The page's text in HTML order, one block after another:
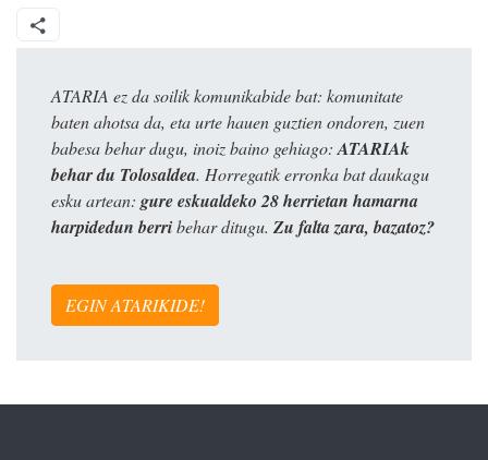
ATARIA ez da soilik komunikabide bat: komunitate
baten ahotsa da, eta urte hauen guztien ondoren, zuen
babesa behar dugu, inoiz baino gehiago: ATARIAk
behar du Tolosaldea. Horregatik erronka bat daukagu
esku artean: gure eskualdeko 28 herrietan hamarna
harpidedun berribehar ditugu. Zu falta zara, bazatoz?
EGIN ATARIKIDE!